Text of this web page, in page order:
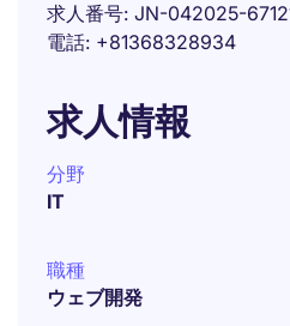
求人番号 JN-042025-
電話 +81368328934
求人情報
分野
IT
職種
ウェブ開発